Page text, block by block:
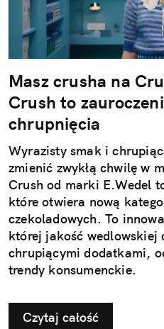
Masz crusha na
Crush to
chrupnięcia
Wyrazisty smak i
zmienić zwykłą chwilę w
Crush od marki E.Wedel
które otwiera nową
czekoladowych. To
której jakość wedlowskiej
chrupiącymi dodatkami,
trendy konsumenckie.
Czytaj całość